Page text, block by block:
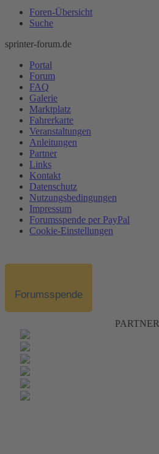
Foren-Übersicht
Suche
sprinter-forum.de
Portal
Forum
FAQ
Galerie
Marktplatz
Fahrerkarte
Veranstaltungen
Anleitungen
Partner
Links
Kontakt
Datenschutz
Nutzungsbedingungen
Impressum
Forumsspende per PayPal
Cookie-Einstellungen
Forumsspende
PARTNER